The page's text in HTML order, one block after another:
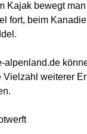
Kajak bewegt
fort, beim
alpenland.de
Vielzahl weiterer